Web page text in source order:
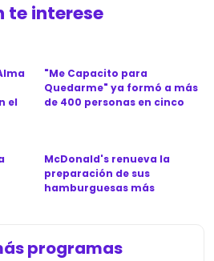
te interese
el
"Me Capacito para
Quedarme" ya formó a más
de 400 personas en cinco
McDonald's renueva la
preparación de sus
hamburguesas más
programas